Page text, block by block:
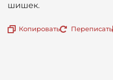
шишек.
Копировать Переписать